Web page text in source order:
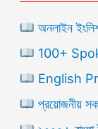
অনলাইন
100+
English
প্রয়োজনীয়